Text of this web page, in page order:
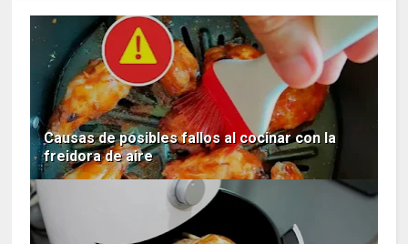
Causas de posibles fallos al cocinar con la
freidora de aire